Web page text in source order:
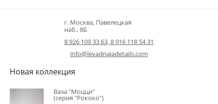
г. Москва, Павелецкая
наб., 8Б
8 926 109 33 63, 8 916 118 54 31
info@levadnajadetails.com
Новая коллекция
Ваза "Моцци"
(серия "Рококо")